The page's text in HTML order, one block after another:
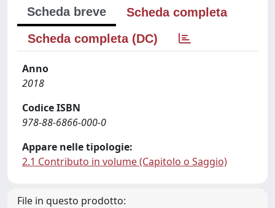
Scheda breve
Scheda completa
Scheda completa (DC)
Anno
2018
Codice ISBN
978-88-6866-000-0
Appare nelle tipologie:
2.1 Contributo in volume (Capitolo o Saggio)
File in questo prodotto: